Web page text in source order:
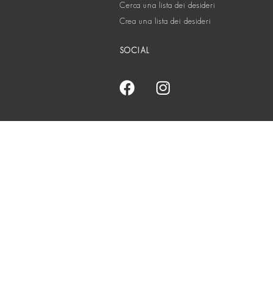
Cerca una lista dei desideri
Crea una lista dei desideri
SOCIAL